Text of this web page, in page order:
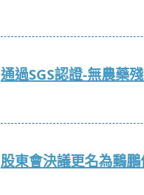
通過SGS認證-無農藥
股東會決議更名為䳯